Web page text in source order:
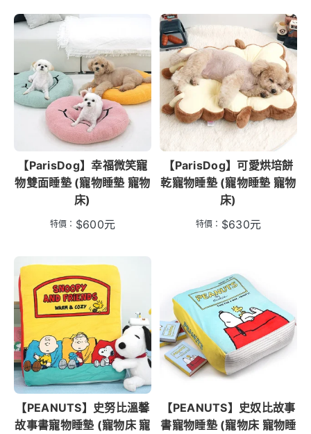
【ParisDog】幸福微笑寵
物雙面睡墊 (寵物睡墊 寵物
床)
特價： $600元
【ParisDog】可愛烘培餅
乾寵物睡墊 (寵物睡墊 寵物
床)
特價： $630元
【PEANUTS】史努比溫馨
故事書寵物睡墊 (寵物床 寵
【PEANUTS】史奴比故事
書寵物睡墊 (寵物床 寵物睡